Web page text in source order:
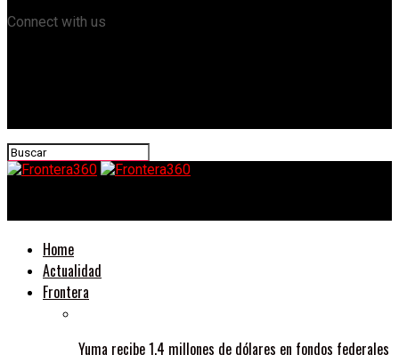
Connect with us
Home
Actualidad
Frontera
Yuma recibe 1.4 millones de dólares en fondos federales